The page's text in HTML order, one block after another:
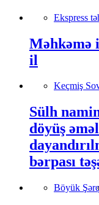
Ekspress
Məhkəmə
il
Keçmiş
Sülh
döyüş
bərpası
Böyük